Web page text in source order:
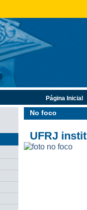
No foco
UFRJ
Página Inicial